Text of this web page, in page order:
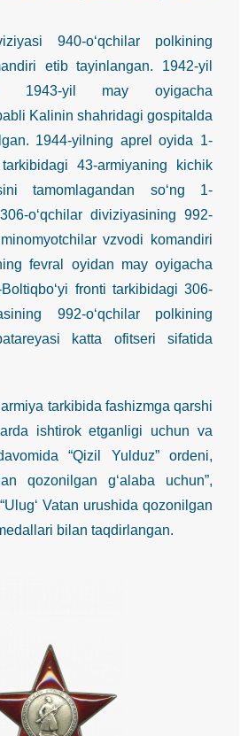
940-o‘qchilar polkining
etib tayinlangan. 1942-yil
1943-yil may oyigacha
Kalinin shahridagi gospitalda
1944-yilning aprel oyida 1-
43-armiyaning kichik
tamomlagandan so‘ng 1-
o‘qchilar diviziyasining 992-
vzvodi komandiri
fevral oyidan may oyigacha
fronti tarkibidagi 306-
992-o‘qchilar polkining
katta ofitseri sifatida
tarkibida fashizmga qarshi
ishtirok etganligi uchun va
“Qizil Yulduz” ordeni,
qozonilgan g‘alaba uchun”,
Vatan urushida qozonilgan
bilan taqdirlangan.